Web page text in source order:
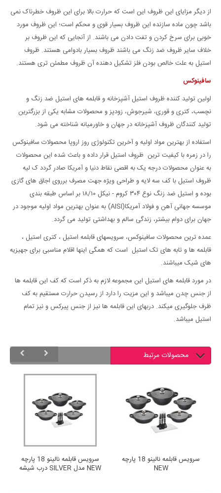
از دیگر مزایای این ظروف این است که حرارت بالا برای این ظروف خطرناک نمی
باشد چون ماده سازنده این ظروف بسیار قوی و محکم است؛ این ظروف مورد
خوبی برای سرخ کردن و تفت دادن می باشند. از آنجایی که این ظروف بر
خلاف سایر ظروف ضد زنگ می باشند ظروف بسیار بادوامی هستند. ظروف
استیل به علت خالص بودن فلز تشکیل دهنده آن ظروف مطمئن تری هستند.
سافینوکس
اولین تولید کننده ظروف استیل آشپزخانه و قابلمه های استیل ضد زنگ و
نچسب، کتری و قوری، شیرجوش، زودپز و محصولات مشابه یکی از بزرگترین
تولید کنندگان ظروف آشپزخانه در جهان و خاورمیانه شناخته می شود.
استفاده از بهترین مواد اولیه و آخرین تکنولوژی روز اروپا محصولات سافینوکس
را در زمره با کیفیت ترین ظروف استیل قرار داده و باعث شده این محصولات
به عنوان محصولات درجه یک به اقصی نقاط دنیا و آمریکا صادر گردد ک لیه
ظروف استیل با کف سه لایه و طراحی ویژه جهت مصرف برروی اجاق های گازی
بوده و استیل ضد زنگ نوع ۳۰۴ کروم - نیکل ۱۸/۱۰ بر اساس طبقه بندی
موسسه جهانی آهن و فولاد آمریکا(AISI) به عنوان بهترین مواد اولیه موجود در
جهان برای دوام بیشتر، زندگی سالم و بهداشتی تولید می گردد.
عمده ترین محصولات سافینوکس، سرویسهای قابلمه استیل ، کتری استیل ،
قابلمه ها و تابه های تک استیل است که همگی اینها اقلام مناسبی برای جهیزیه
های شیک میباشند.
در مورد قابلمه های استیل این مجموعه لازم به ذکر است که کف این قابلمه ها
از جنس چدن میباشد و این مزیت را دارد از رسیدن حرارت مستقیم به کف
ظرف جلوگیری میکند. دربهای این قابلمه ها نیز از جنس پیرکس و نیز تمام
استیل میباشد.
محصولات مرتبط
NEW مدل SILVER درب شیشه
سرویس قابلمه نالینو 18 پارچه
NEW
سرویس قابلمه نالینو 18 پارچه